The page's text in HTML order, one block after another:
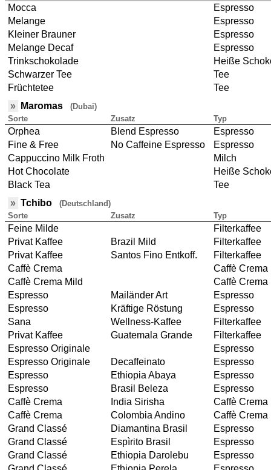
Mocca
Espresso
Melange
Espresso
Kleiner Brauner
Espresso
Melange Decaf
Espresso
Trinkschokolade
Heiße
Schwarzer Tee
Tee
Früchtetee
Tee
»
Maromas (Dubai)
Sorte
Zusatz Typ
Orphea Blend Espresso
Espresso
Fine & Free
No Caffeine Espresso
Espresso
Cappuccino Milk Froth
Milch
Hot Chocolate
Heiße
Black Tea
Tee
» Tchibo (Deutschland)
Sorte
Zusatz Typ
Feine Milde
Filterkaffee
Privat Kaffee
Brazil Mild
Filterkaffee
Privat Kaffee
Santos Fino Entkoff.
Filterkaffee
Caffè Crema
Caffè Crema
Caffè Crema Mild
Caffè Crema
Espresso
Mailänder Art
Espresso
Espresso
Kräftige Röstung
Espresso
Sana
Wellness-Kaffee
Filterkaffee
Privat Kaffee
Guatemala Grande
Filterkaffee
Espresso Originale
Espresso
Espresso Originale
Decaffeinato
Espresso
Espresso
Ethiopia Abaya
Espresso
Espresso
Brasil Beleza
Espresso
Caffè Crema
India Sirisha
Caffè Crema
Caffè Crema
Colombia Andino
Caffè Crema
Grand Classé
Diamantina Brasil
Espresso
Grand Classé
Espìrito Brasil
Espresso
Grand Classé
Ethiopia Darolebu
Espresso